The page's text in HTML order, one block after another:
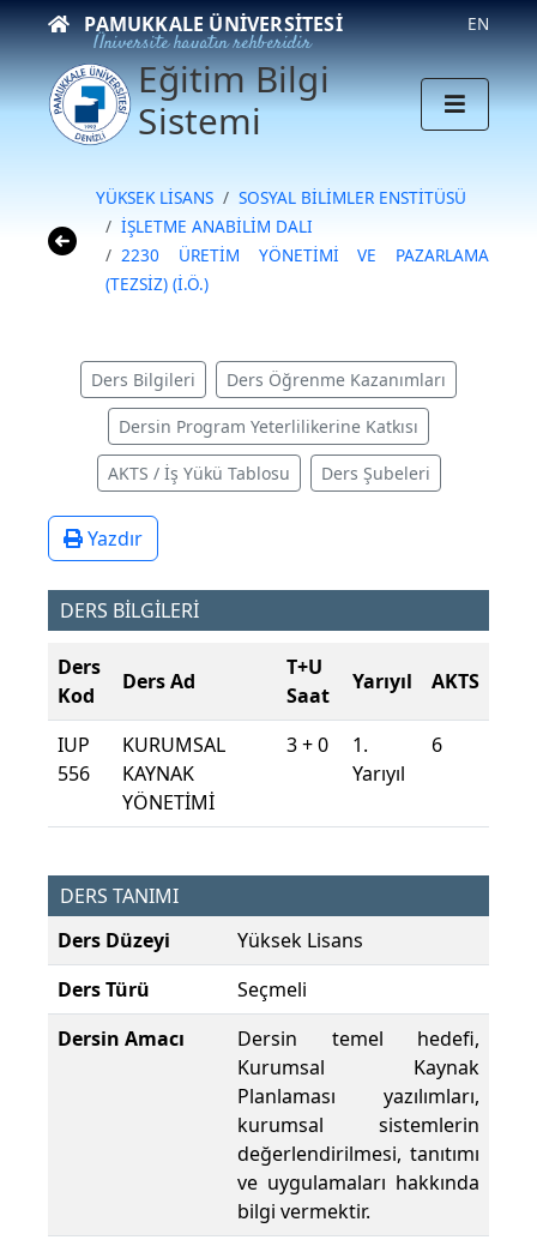
PAMUKKALE ÜNIVERSITESI
Üniversite hayatın rehberidir
EN
Eğitim Bilgi
Sistemi
YÜKSEK LİSANS
SOSYAL BİLİMLER ENSTİTÜSÜ
İŞLETME ANABİLİM DALI
2230 ÜRETİM YÖNETİMİ VE PAZARLAMA
(TEZSİZ) (İ.Ö.)
Ders Bilgileri Ders Öğrenme Kazanımları
Dersin Program Yeterlilikerine Katkısı
AKTS / İş Yükü Tablosu Ders Şubeleri
Yazdır
DERS BİLGİLERİ
Ders
Kod
Ders Ad
T+U
Saat
Yarıyıl AKTS
IUP
556
KURUMSAL
KAYNAK
YÖNETİMİ
3 + 0
1.
Yarıyıl
6
DERS TANIMI
Ders Düzeyi
Yüksek Lisans
Ders Türü
Seçmeli
Dersin Amacı
Dersin temel hedefi,
Kurumsal Kaynak
Planlaması yazılımları,
kurumsal sistemlerin
değerlendirilmesi, tanıtımı
ve uygulamaları hakkında
bilgi vermektir.